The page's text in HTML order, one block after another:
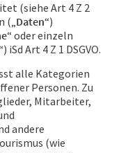
(siehe Art 4 Z 2
(„Daten“)
“ oder einzeln
iSd Art 4 Z 1 DSGVO.
alle Kategorien
Personen. Zu
Mitarbeiter,
andere
(wie